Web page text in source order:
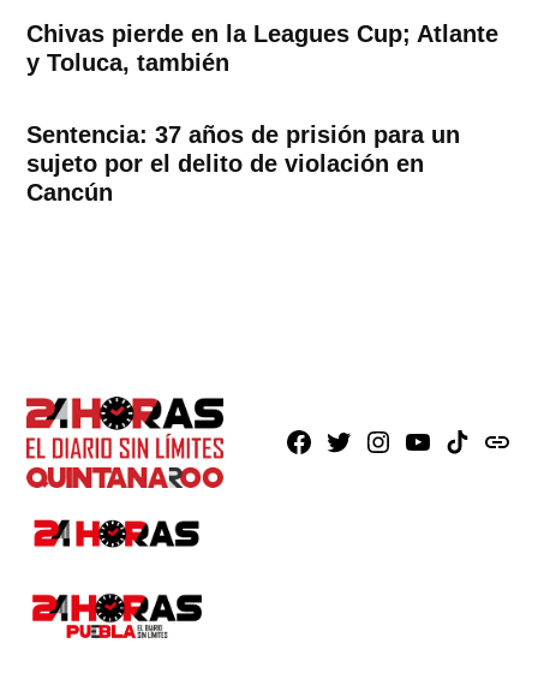
Chivas pierde en la Leagues Cup; Atlante
y Toluca, también
Sentencia: 37 años de prisión para un
sujeto por el delito de violación en
Cancún
Facebook
X Instagram
YoutubeTikTokissuu